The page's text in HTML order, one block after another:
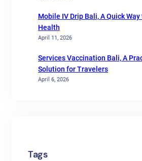
Mobile IV Drip Bali, A Quick
Health
April 11, 2026
Services Vaccination Bali, A
Solution for Travelers
April 6, 2026
Tags